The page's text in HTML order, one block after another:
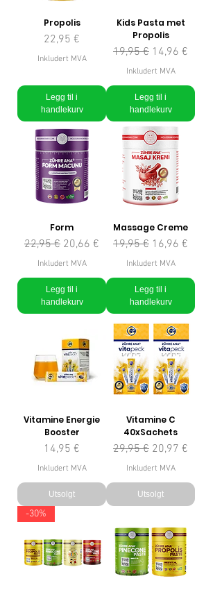
Propolis
Pris
22,95 €
Inkludert MVA
Legg til i
handlekurv
Kids Pasta met
Propolis
Vanlig pris
19,95 € Salgspris
14,96 €
Inkludert MVA
Legg til i
handlekurv
Form
Vanlig pris
22,95 € Salgspris
20,66 €
Inkludert MVA
Legg til i
handlekurv
Massage Creme
Vanlig pris
19,95 € Salgspris
16,96 €
Inkludert MVA
Legg til i
handlekurv
Vitamine Energie
Booster
Pris
14,95 €
Inkludert MVA
Utsolgt
Vitamine C
40xSachets
Vanlig pris
29,95 € Salgspris
20,97 €
Inkludert MVA
Utsolgt
-30%